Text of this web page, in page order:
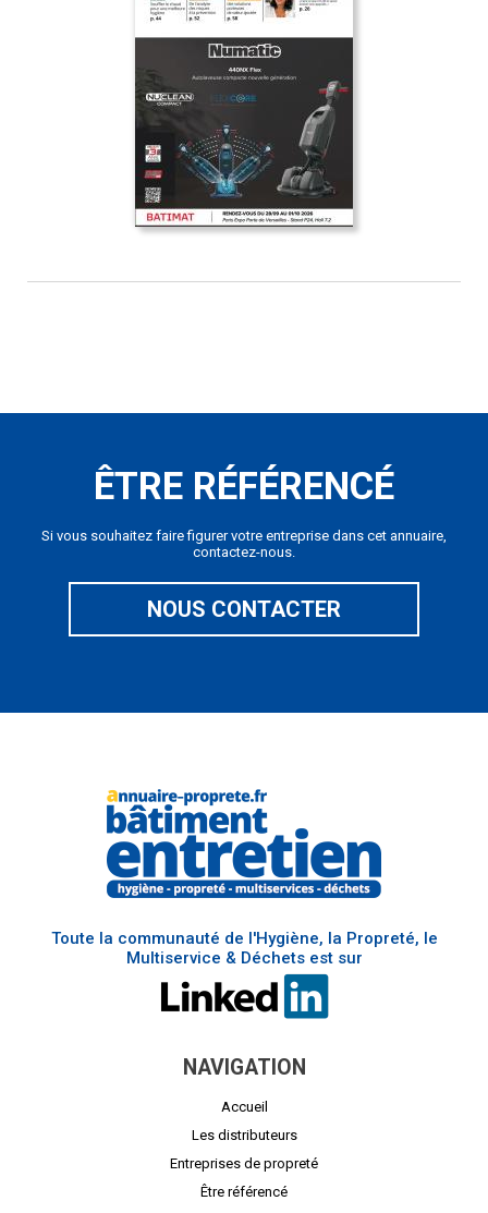
ÊTRE RÉFÉRENCÉ
Si vous souhaitez faire figurer votre entreprise dans cet annuaire,
contactez-nous.
NOUS CONTACTER
Toute la communauté de l'Hygiène, la Propreté, le
Multiservice & Déchets est sur
NAVIGATION
Accueil
Les distributeurs
Entreprises de propreté
Être référencé